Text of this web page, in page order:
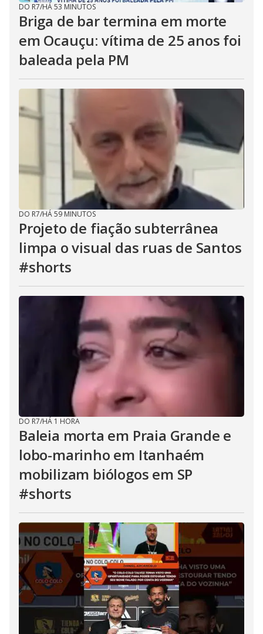
DO R7/HÁ 53 MINUTOS
Briga de bar termina em morte
em Ocauçu: vítima de 25 anos foi
baleada pela PM
DO R7/HÁ 59 MINUTOS
Projeto de fiação subterrânea
limpa o visual das ruas de Santos
#shorts
DO R7/HÁ 1 HORA
Baleia morta em Praia Grande e
lobo-marinho em Itanhaém
mobilizam biólogos em SP
#shorts